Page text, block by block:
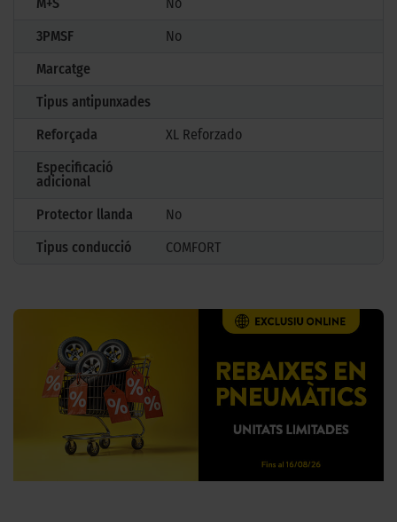
3PMSF
No
Marcatge
Tipus antipunxades
Reforçada
XL Reforzado
Especificació
adicional
Protector llanda
No
Tipus conducció
COMFORT